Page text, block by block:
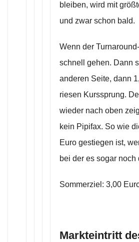
bleiben, wird mit
und zwar schon bald.
Wenn der
schnell gehen. Dann
anderen Seite, dann
riesen Kurssprung.
wieder nach oben
kein Pipifax. So wie
Euro gestiegen ist,
bei der es sogar
Sommerziel: 3,00
Markteintritt